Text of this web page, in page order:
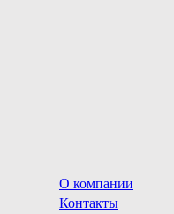
О компании
Контакты